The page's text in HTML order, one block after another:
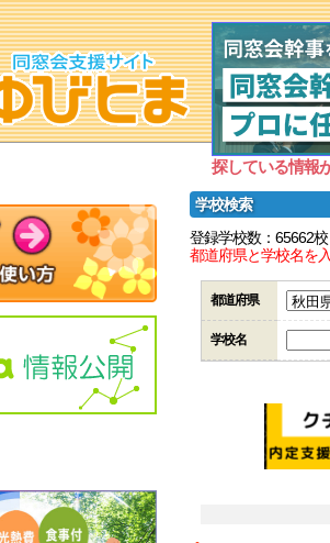
探している情報
学校検索
登録学校数：65662校
都道府県と学校名を
都道府県
学校名